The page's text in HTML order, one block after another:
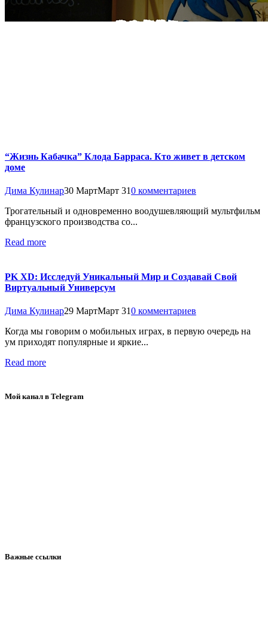
“Жизнь Кабачка” Клода Барраса. Кто живет в детском
доме
Дима Кулинар30 МартМарт 310 комментариев
Трогательный и одновременно воодушевляющий мультфильм
французского производства со...
Read more
PK XD: Исследуй Уникальный Мир и Создавай Свой
Виртуальный Универсум
Дима Кулинар29 МартМарт 310 комментариев
Когда мы говорим о мобильных играх, в первую очередь на
ум приходят популярные и яркие...
Read more
Мой канал в Telegram
Важные ссылки